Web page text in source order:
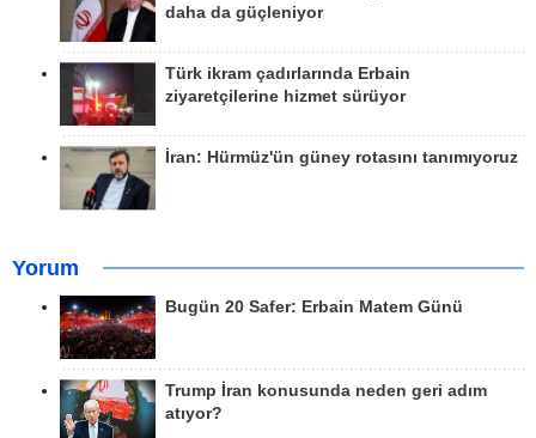
daha da güçleniyor
Türk ikram çadırlarında Erbain
ziyaretçilerine hizmet sürüyor
İran: Hürmüz'ün güney rotasını tanımıyoruz
Yorum
Bugün 20 Safer: Erbain Matem Günü
Trump İran konusunda neden geri adım
atıyor?